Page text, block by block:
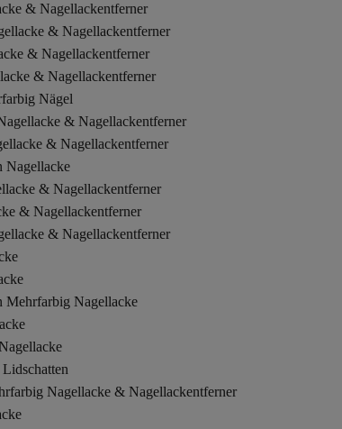
& Nagellackentferner
& Nagellackentferner
& Nagellackentferner
& Nagellackentferner
Nägel
& Nagellackentferner
& Nagellackentferner
Nagellacke
& Nagellackentferner
& Nagellackentferner
& Nagellackentferner
Mehrfarbig Nagellacke
Nagellacke & Nagellackentferner